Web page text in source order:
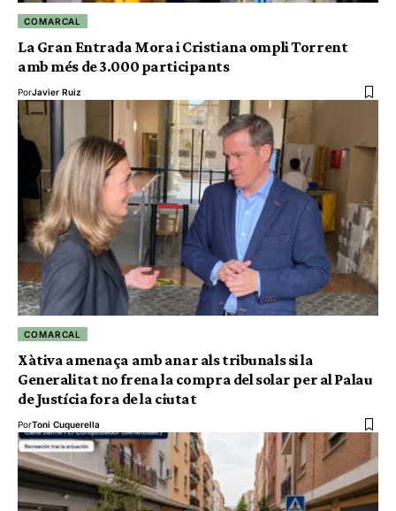
COMARCAL
La Gran Entrada Mora i Cristiana ompli Torrent
amb més de 3.000 participants
PorJavier Ruiz
COMARCAL
Xàtiva amenaça amb anar als tribunals si la
Generalitat no frena la compra del solar per al Palau
de Justícia fora de la ciutat
PorToni Cuquerella